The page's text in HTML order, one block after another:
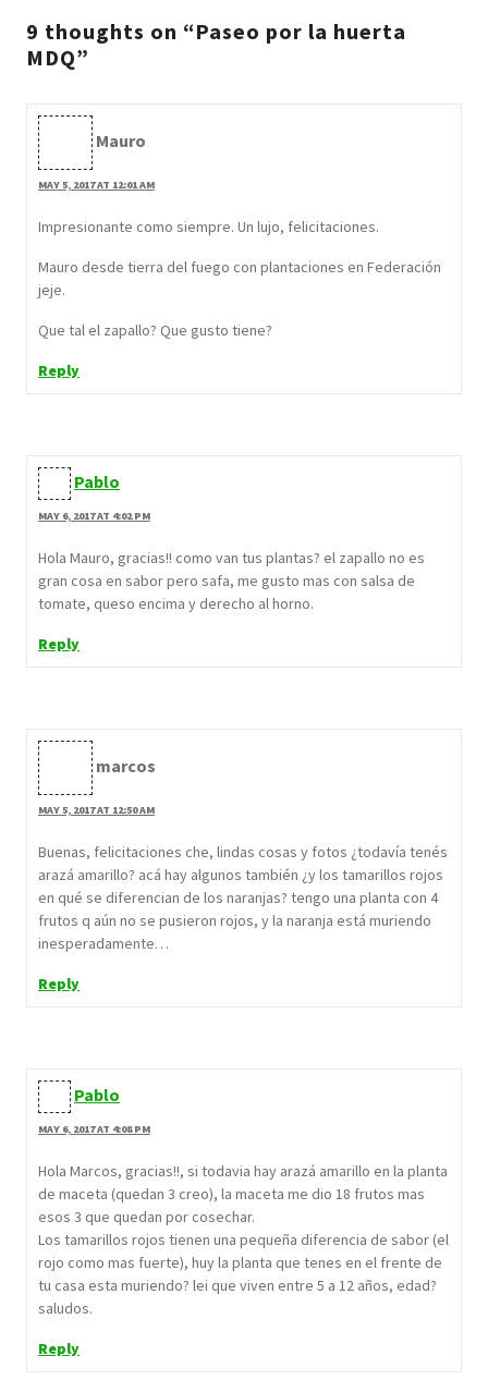
9 thoughts on “Paseo por la huerta
MDQ”
Mauro
MAY 5, 2017 AT 12:01 AM
Impresionante como siempre. Un lujo, felicitaciones.
Mauro desde tierra del fuego con plantaciones en Federación
jeje.
Que tal el zapallo? Que gusto tiene?
Reply
Pablo
MAY 6, 2017 AT 4:02 PM
Hola Mauro, gracias!! como van tus plantas? el zapallo no es
gran cosa en sabor pero safa, me gusto mas con salsa de
tomate, queso encima y derecho al horno.
Reply
marcos
MAY 5, 2017 AT 12:50 AM
Buenas, felicitaciones che, lindas cosas y fotos ¿todavía tenés
arazá amarillo? acá hay algunos también ¿y los tamarillos rojos
en qué se diferencian de los naranjas? tengo una planta con 4
frutos q aún no se pusieron rojos, y la naranja está muriendo
inesperadamente…
Reply
Pablo
MAY 6, 2017 AT 4:08 PM
Hola Marcos, gracias!!, si todavia hay arazá amarillo en la planta
de maceta (quedan 3 creo), la maceta me dio 18 frutos mas
esos 3 que quedan por cosechar.
Los tamarillos rojos tienen una pequeña diferencia de sabor (el
rojo como mas fuerte), huy la planta que tenes en el frente de
tu casa esta muriendo? lei que viven entre 5 a 12 años, edad?
saludos.
Reply